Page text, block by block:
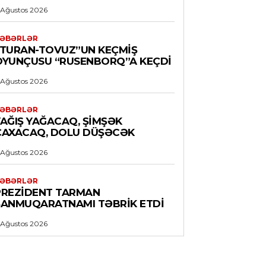
2026
TOVUZ”UN KEÇMIŞ
“RUSENBORQ”A KEÇDI
2026
YAĞACAQ, ŞIMŞƏK
DOLU DÜŞƏCƏK
2026
TARMAN
TƏBRIK ETDI
2026